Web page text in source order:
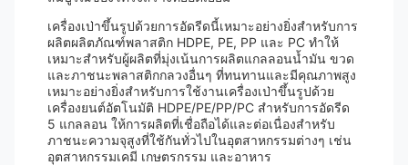
เครื่องเป่าขึ้นรูปด้วยการอัดรีดนี้เหมาะอย่างยิ่งสำหรับการ
ผลิตผลิตภัณฑ์พลาสติก HDPE, PE, PP และ PC ทำให้
เหมาะสำหรับผู้ผลิตที่มุ่งเน้นการผลิตแกลลอนน้ำมัน ขวด
และภาชนะพลาสติกกลวงอื่นๆ ที่ทนทานและมีคุณภาพสูง
เหมาะอย่างยิ่งสำหรับการใช้งานเครื่องเป่าขึ้นรูปด้วย
เครื่องยนต์อัตโนมัติ HDPE/PE/PP/PC สำหรับการอัดรีด
5 แกลลอน ให้การผลิตที่เชื่อถือได้และต่อเนื่องสำหรับ
ภาชนะความจุสูงที่ใช้กันทั่วไปในอุตสาหกรรมต่างๆ เช่น
อุตสาหกรรมเคมี เกษตรกรรม และอาหาร